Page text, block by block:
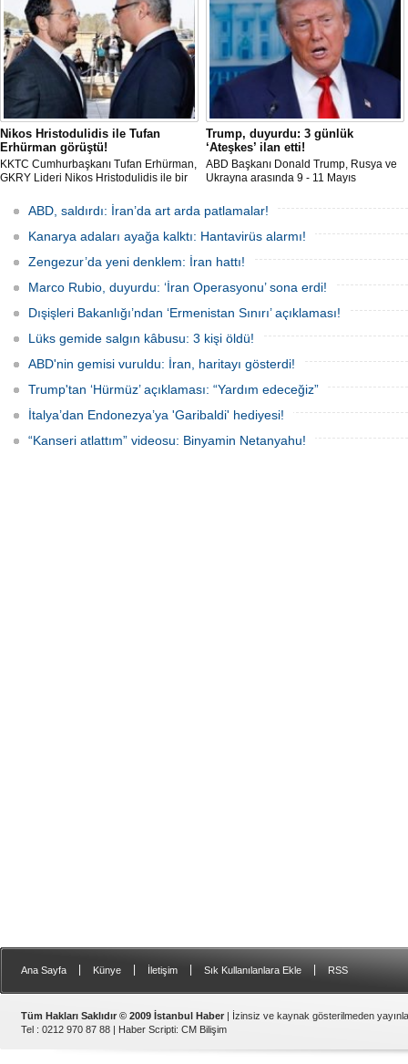
Nikos Hristodulidis ile Tufan
Erhürman görüştü!
KKTC Cumhurbaşkanı Tufan Erhürman,
GKRY Lideri Nikos Hristodulidis ile bir
verimli ve olumlu bir havada geçti" dedi.
Trump, duyurdu: 3 günlük
‘Ateşkes’ ilan etti!
ABD Başkanı Donald Trump, Rusya ve
Ukrayna arasında 9 - 11 Mayıs
edileceği 3 günlük bir 'Ateşkes' ilan
edildiğini duyurdu.
ABD, saldırdı: İran’da art arda patlamalar!
Kanarya adaları ayağa kalktı: Hantavirüs alarmı!
Zengezur’da yeni denklem: İran hattı!
Marco Rubio, duyurdu: ‘İran Operasyonu’ sona erdi!
Dışişleri Bakanlığı’ndan ‘Ermenistan Sınırı’ açıklaması!
Lüks gemide salgın kâbusu: 3 kişi öldü!
ABD'nin gemisi vuruldu: İran, haritayı gösterdi!
Trump'tan ‘Hürmüz’ açıklaması: “Yardım edeceğiz”
İtalya’dan Endonezya’ya 'Garibaldi' hediyesi!
“Kanseri atlattım” videosu: Binyamin Netanyahu!
Ana Sayfa Künye İletişim Sık Kullanılanlara Ekle RSS
Tüm Hakları Saklıdır © 2009 İstanbul Haber | İzinsiz ve kaynak gösterilmeden
Tel : 0212 970 87 88 | Haber Scripti: CM Bilişim